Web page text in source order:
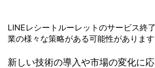
LINEレシートルーレットのサービス終
業の様々な策略がある可能性があります
新しい技術の導入や市場の変化に